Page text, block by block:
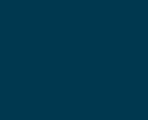
2025, von 14:00
Event zum